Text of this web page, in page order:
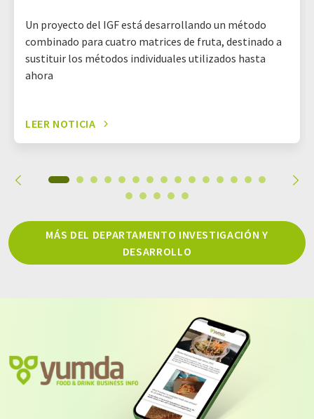
Un proyecto del IGF está desarrollando un método
combinado para cuatro matrices de fruta, destinado a
sustituir los métodos individuales utilizados hasta
ahora
LEER NOTICIA
MÁS DEL DEPARTAMENTO INVESTIGACIÓN Y
DESARROLLO